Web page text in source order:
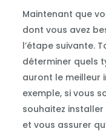
Maintenant que
dont vous avez
l’étape suivante.
déterminer quels
auront le meilleur
exemple, si vous
souhaitez
et vous assurer